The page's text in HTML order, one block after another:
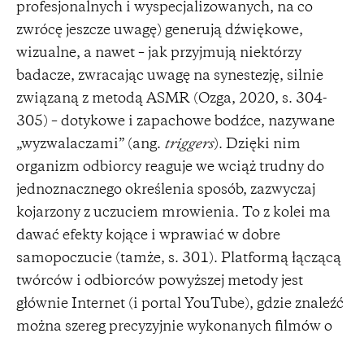
profesjonalnych i wyspecjalizowanych, na co
zwrócę jeszcze uwagę) generują dźwiękowe,
wizualne, a nawet – jak przyjmują niektórzy
badacze, zwracając uwagę na synestezję, silnie
związaną z metodą ASMR (Ozga, 2020, s. 304-
305) – dotykowe i zapachowe bodźce, nazywane
„wyzwalaczami” (ang. triggers). Dzięki nim
organizm odbiorcy reaguje we wciąż trudny do
jednoznacznego określenia sposób, zazwyczaj
kojarzony z uczuciem mrowienia. To z kolei ma
dawać efekty kojące i wprawiać w dobre
samopoczucie (tamże, s. 301). Platformą łączącą
twórców i odbiorców powyższej metody jest
głównie Internet (i portal YouTube), gdzie znaleźć
można szereg precyzyjnie wykonanych filmów o